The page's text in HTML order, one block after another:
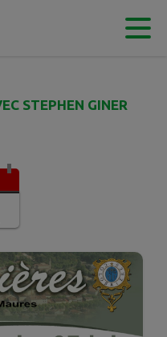
STEPHEN GINER